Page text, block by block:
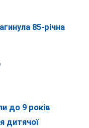
85-річна
до 9 років
дитячої